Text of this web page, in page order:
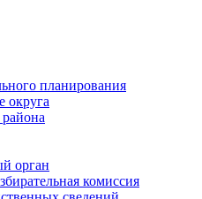
планирования
округа
орган
комиссия